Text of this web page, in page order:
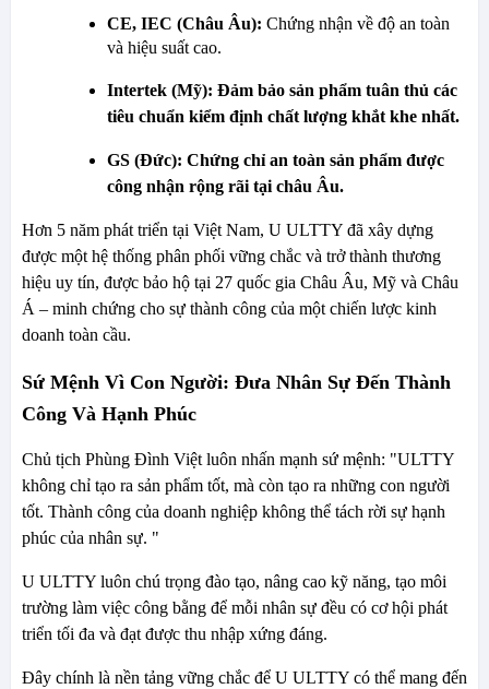
CE, IEC (Châu Âu): Chứng nhận về độ an toàn
và hiệu suất cao.
Intertek (Mỹ): Đảm bảo sản phẩm tuân thủ các
tiêu chuẩn kiểm định chất lượng khắt khe nhất.
GS (Đức): Chứng chỉ an toàn sản phẩm được
công nhận rộng rãi tại châu Âu.
Hơn 5 năm phát triển tại Việt Nam, U ULTTY đã xây dựng
được một hệ thống phân phối vững chắc và trở thành thương
hiệu uy tín, được bảo hộ tại 27 quốc gia Châu Âu, Mỹ và Châu
Á – minh chứng cho sự thành công của một chiến lược kinh
doanh toàn cầu.
Sứ Mệnh Vì Con Người: Đưa Nhân Sự Đến Thành
Công Và Hạnh Phúc
Chủ tịch Phùng Đình Việt luôn nhấn mạnh sứ mệnh: "ULTTY
không chỉ tạo ra sản phẩm tốt, mà còn tạo ra những con người
tốt. Thành công của doanh nghiệp không thể tách rời sự hạnh
phúc của nhân sự. "
U ULTTY luôn chú trọng đào tạo, nâng cao kỹ năng, tạo môi
trường làm việc công bằng để mỗi nhân sự đều có cơ hội phát
triển tối đa và đạt được thu nhập xứng đáng.
Đây chính là nền tảng vững chắc để U ULTTY có thể mang đến